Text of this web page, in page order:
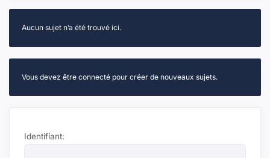
Aucun sujet n’a été trouvé ici.
Vous devez être connecté pour créer de nouveaux sujets.
Identifiant: